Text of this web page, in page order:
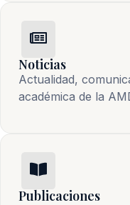
Noticias
Actualidad,
académica de la
Publicaciones